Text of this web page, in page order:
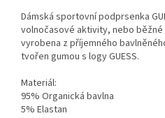
Dámská sportovní podprsenka
volnočasové aktivity, nebo
vyrobena z příjemného
tvořen gumou s logy GUESS.
Materiál:
95% Organická bavlna
5% Elastan